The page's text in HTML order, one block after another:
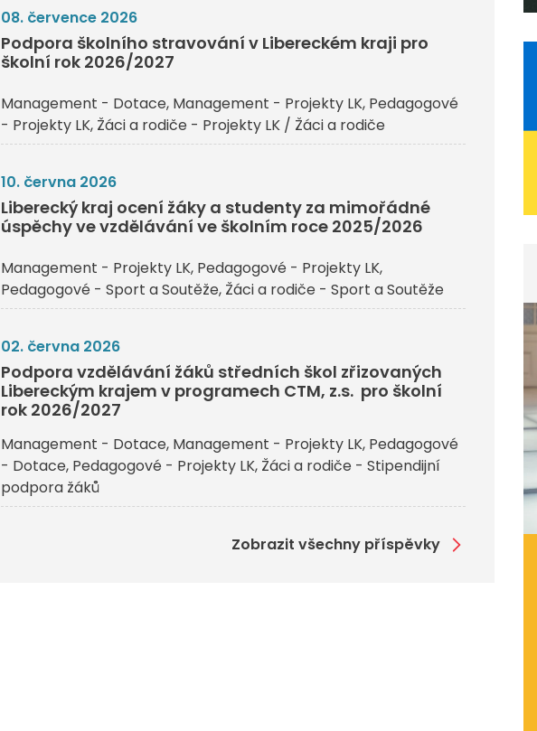
08. července 2026
Podpora školního stravování v Libereckém kraji pro
školní rok 2026/2027
Management - Dotace Management - Projekty LK Pedagogové
- Projekty LK Žáci a rodiče - Projekty LK / Žáci a rodiče
10. června 2026
Liberecký kraj ocení žáky a studenty za mimořádné
úspěchy ve vzdělávání ve školním roce 2025/2026
Management - Projekty LK Pedagogové - Projekty LK
Pedagogové - Sport a Soutěže Žáci a rodiče - Sport a Soutěže
02. června 2026
Podpora vzdělávání žáků středních škol zřizovaných
Libereckým krajem v programech CTM, z.s. pro školní
rok 2026/2027
Management - Dotace Management - Projekty LK Pedagogové
- Dotace Pedagogové - Projekty LK Žáci a rodiče - Stipendijní
podpora žáků
Zobrazit všechny příspěvky